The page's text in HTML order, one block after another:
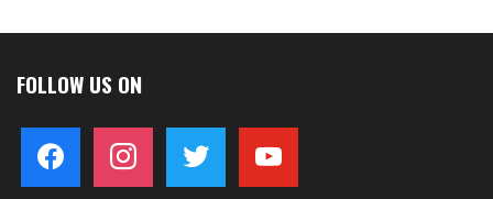
FOLLOW US ON
facebook instagram twitter youtube